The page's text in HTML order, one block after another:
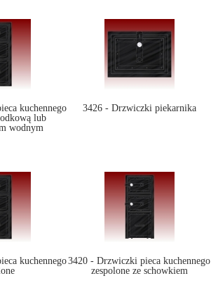
kuchennego
lub
wodnym
3426 - Drzwiczki piekarnika
kuchennego3420 - Drzwiczki pieca kuchennego
zespolone ze schowkiem